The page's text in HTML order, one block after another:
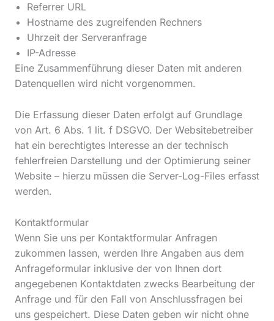
Referrer URL
Hostname des zugreifenden Rechners
Uhrzeit der Serveranfrage
IP-Adresse
Eine Zusammenführung dieser Daten mit anderen
Datenquellen wird nicht vorgenommen.
Die Erfassung dieser Daten erfolgt auf Grundlage
von Art. 6 Abs. 1 lit. f DSGVO. Der Websitebetreiber
hat ein berechtigtes Interesse an der technisch
fehlerfreien Darstellung und der Optimierung seiner
Website – hierzu müssen die Server-Log-Files erfasst
werden.
Kontaktformular
Wenn Sie uns per Kontaktformular Anfragen
zukommen lassen, werden Ihre Angaben aus dem
Anfrageformular inklusive der von Ihnen dort
angegebenen Kontaktdaten zwecks Bearbeitung der
Anfrage und für den Fall von Anschlussfragen bei
uns gespeichert. Diese Daten geben wir nicht ohne